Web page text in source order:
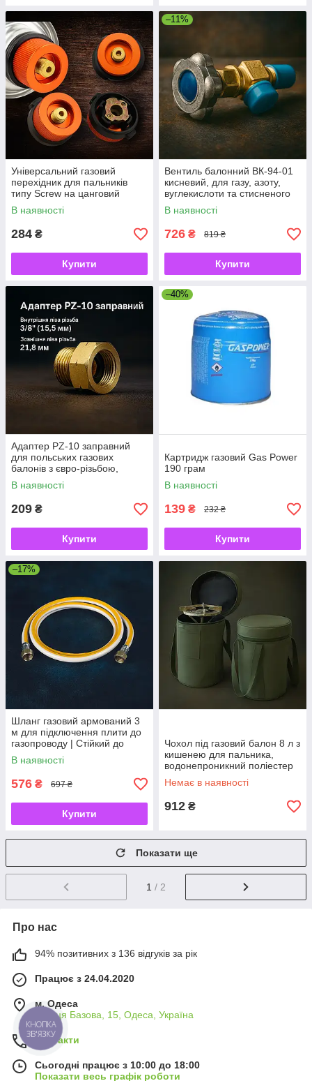
Універсальний газовий
перехідник для пальників
типу Screw на цанговий
балон
В наявності
284 ₴
Купити
–11%
Вентиль балонний ВК-94-01
кисневий, для газу, азоту,
вуглекислоти та стисненого
повітря, латунь
В наявності
726 ₴ 819 ₴
Купити
Адаптер PZ-10 заправний
для польських газових
балонів з євро-різьбою,
латунний, перехідник 3/8"–
21,8 мм
В наявності
209 ₴
Купити
–40%
Картридж газовий Gas Power
190 грам
В наявності
139 ₴ 232 ₴
Купити
–17%
Шланг газовий армований 3
м для підключення плити до
газопроводу | Стійкий до
температур
В наявності
576 ₴ 697 ₴
Купити
Чохол під газовий балон 8 л з
кишенею для пальника,
водонепроникний поліестер
600D, для транспортування
Немає в наявності
912 ₴
Показати ще
1 / 2
Про нас
94% позитивних з 136 відгуків за рік
Працює з 24.04.2020
м. Одеса
вулиця Базова, 15, Одеса, Україна
Контакти
Сьогодні працює з 10:00 до 18:00
Показати весь графік роботи
КНОПКА
ЗВ'ЯЗКУ